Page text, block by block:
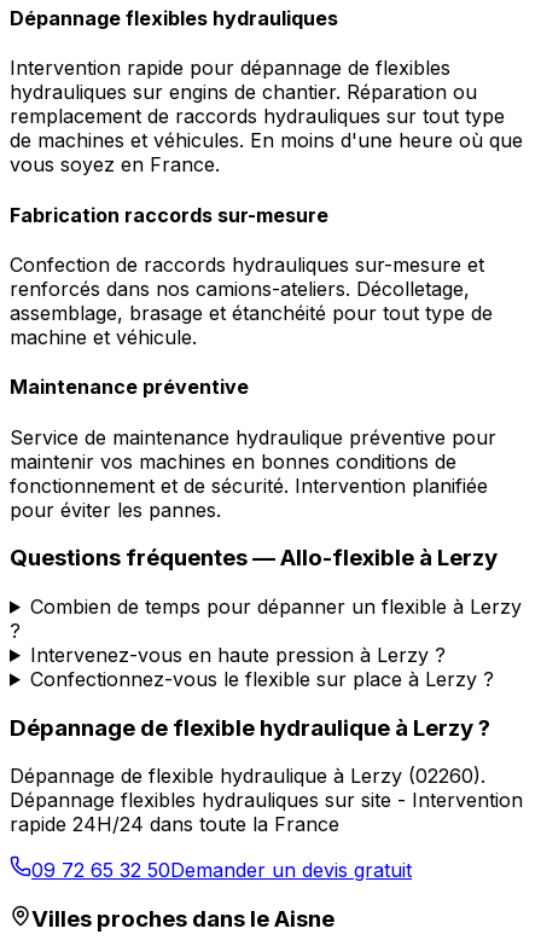
Dépannage flexibles hydrauliques
Intervention rapide pour dépannage de flexibles
hydrauliques sur engins de chantier. Réparation ou
remplacement de raccords hydrauliques sur tout type
de machines et véhicules. En moins d'une heure où que
vous soyez en France.
Fabrication raccords sur-mesure
Confection de raccords hydrauliques sur-mesure et
renforcés dans nos camions-ateliers. Décolletage,
assemblage, brasage et étanchéité pour tout type de
machine et véhicule.
Maintenance préventive
Service de maintenance hydraulique préventive pour
maintenir vos machines en bonnes conditions de
fonctionnement et de sécurité. Intervention planifiée
pour éviter les pannes.
Questions fréquentes —Allo-flexible à Lerzy
Combien de temps pour dépanner un flexible à Lerzy
?
Intervenez-vous en haute pression à Lerzy ?
Confectionnez-vous le flexible sur place à Lerzy ?
Dépannage de flexible hydraulique à Lerzy?
Dépannage de flexible hydraulique à Lerzy (02260).
Dépannage flexibles hydrauliques sur site - Intervention
rapide 24H/24 dans toute la France
09 72 65 32 50Demander un devis gratuit
Villes proches dans leAisne